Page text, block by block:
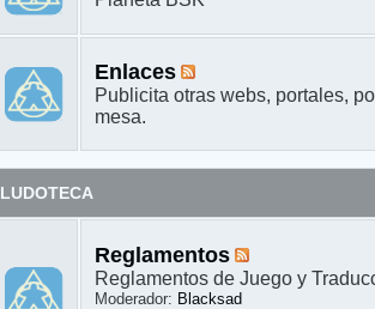
Enlaces
Publicita otras webs, portales,
mesa.
LUDOTECA
Reglamentos
Reglamentos de Juego y
Moderador: Blacksad